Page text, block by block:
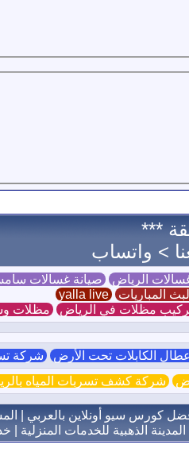
***
> واتساب
الرياض صيانة غسالات
المباريات yalla live
مظلات في الرياض مظلات
الكابلات تحت الأرض شركة
شركة كشف تسربات المياه
كورس سيو أونلاين بالعربي
الذهبية للخدمات المنزلية